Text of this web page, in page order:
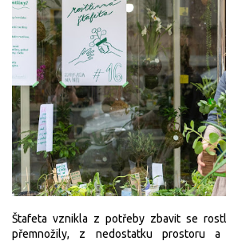
Štafeta vznikla z potřeby zbavit se
přemnožily, z nedostatku prostorua